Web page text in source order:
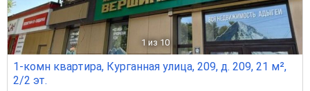
1 из 10
1-комн квартира, Курганная улица, 209, д. 209, 21 м²,
2/2 эт.